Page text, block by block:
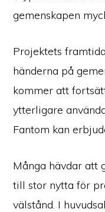
gemenskapen
Projektets
händerna på
kommer att
ytterligare
Fantom kan
Många hävdar att
till stor nytta för
välstånd. I